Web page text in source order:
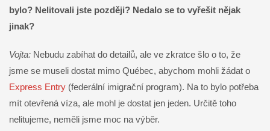
bylo? Nelitovali jste později? Nedalo se to vyřešit nějak
jinak?
Vojta: Nebudu zabíhat do detailů, ale ve zkratce šlo o to, že
jsme se museli dostat mimo Québec, abychom mohli žádat o
Express Entry (federální imigrační program). Na to bylo potřeba
mít otevřená víza, ale mohl je dostat jen jeden. Určitě toho
nelitujeme, neměli jsme moc na výběr.